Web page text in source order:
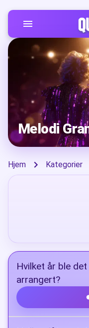
Melodi
Hjem Kategorier
Hvilket år ble
arrangert?